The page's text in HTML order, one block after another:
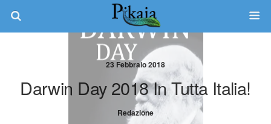
23 Febbraio 2018
Darwin Day 2018 In Tutta Italia!
Redazione